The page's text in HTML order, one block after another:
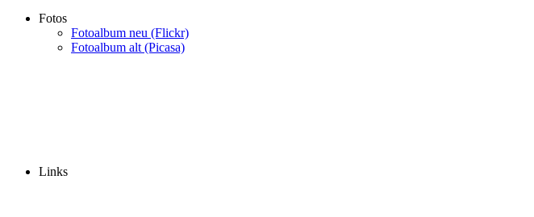
Fotos
Fotoalbum neu (Flickr)
Fotoalbum alt (Picasa)
Links